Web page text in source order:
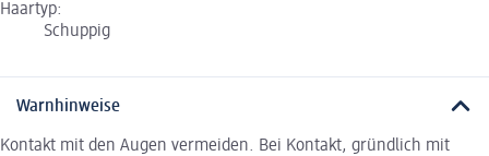
Haartyp:
Schuppig
Warnhinweise
Kontakt mit den Augen vermeiden. Bei Kontakt, gründlich mit